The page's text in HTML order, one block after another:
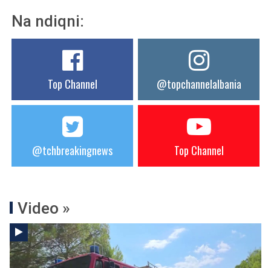
Na ndiqni:
Top Channel @topchannelalbania
@tchbreakingnews Top Channel
Video »